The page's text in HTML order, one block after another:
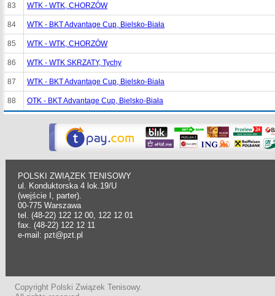
83 WTK - WTK, CHORZÓW
84 WTK - BKT Advantage Cup, Bielsko-Biała
85 WTK - WTK, CHORZÓW
86 WTK - WTK SKRZATY, Tychy
87 WTK - BKT Advantage Cup, Bielsko-Biała
88 OTK - BKT Advantage Cup, Bielsko-Biała
POLSKI ZWIĄZEK TENISOWY
ul. Konduktorska 4 lok.19/U
(wejście I, parter).
00-775 Warszawa
tel. (48-22) 122 12 00, 122 12 01
fax. (48-22) 122 12 11
e-mail: pzt@pzt.pl
Copyright Polski Związek Tenisowy.